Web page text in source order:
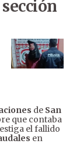
de San
que contaba
el fallido
en